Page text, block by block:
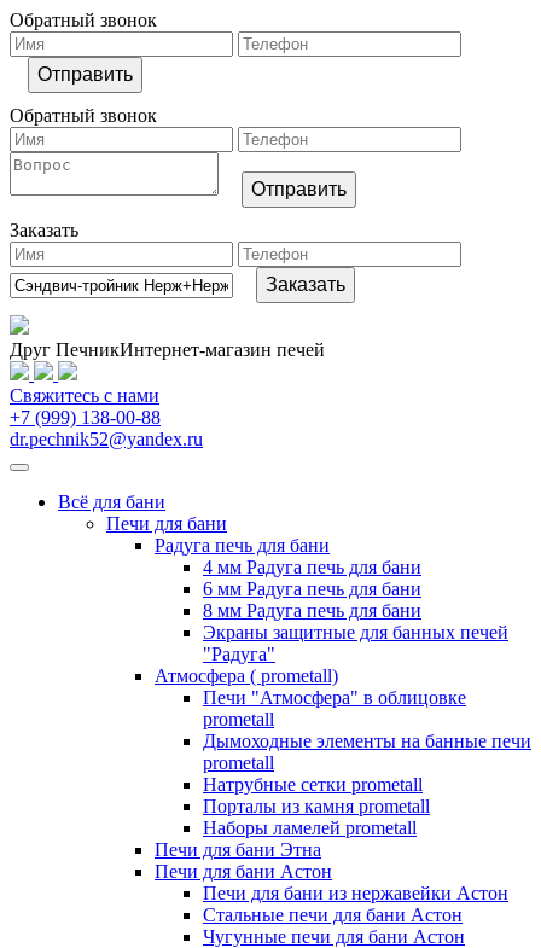
Обратный звонок
Обратный звонок
Заказать
Друг ПечникИнтернет-магазин печей
Свяжитесь с нами
+7 (999) 138-00-88
dr.pechnik52@yandex.ru
Всё для бани
Печи для бани
Радуга печь для бани
4 мм Радуга печь для бани
6 мм Радуга печь для бани
8 мм Радуга печь для бани
Экраны защитные для банных печей
"Радуга"
Атмосфера ( prometall)
Печи "Атмосфера" в облицовке
prometall
Дымоходные элементы на банные печи
prometall
Натрубные сетки prometall
Порталы из камня prometall
Наборы ламелей prometall
Печи для бани Этна
Печи для бани Астон
Печи для бани из нержавейки Астон
Стальные печи для бани Астон
Чугунные печи для бани Астон